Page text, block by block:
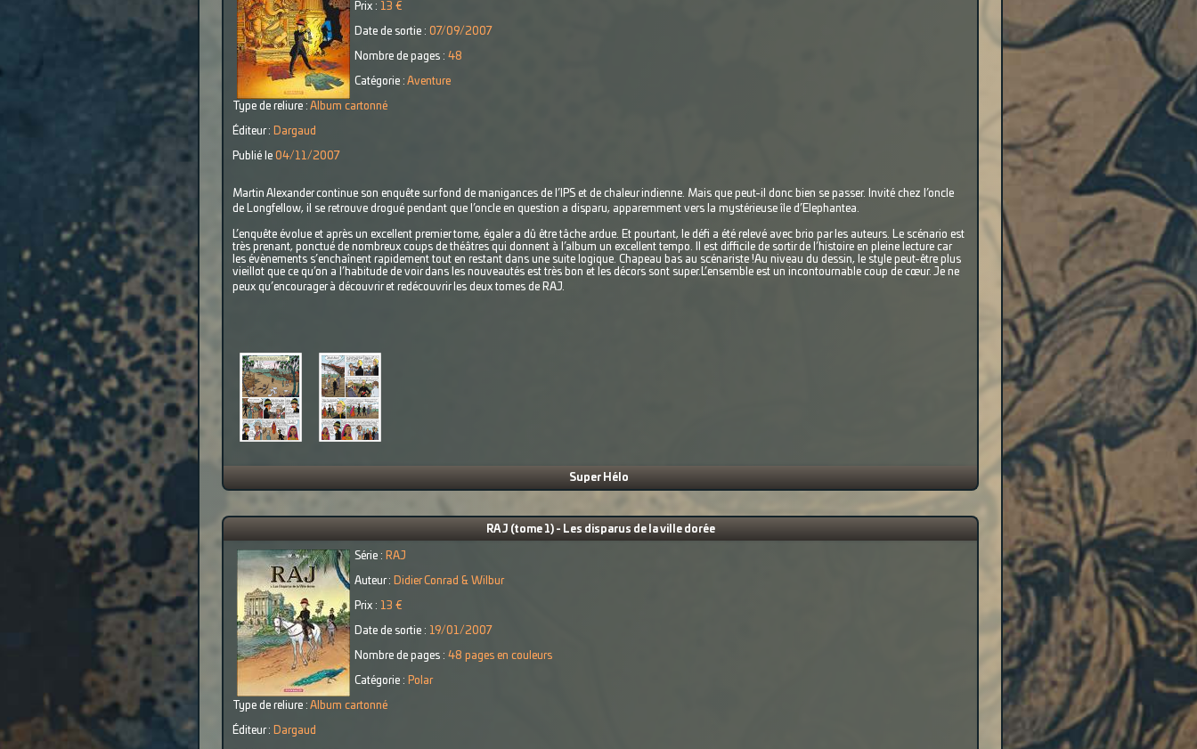
Prix : 13 €
Date de sortie : 07/09/2007
Nombre de pages : 48
Catégorie : Aventure
Type de reliure : Album cartonné
Éditeur : Dargaud
Publié le 04/11/2007
Martin Alexander continue son enquête sur fond de manigances de l’IPS et de chaleur indienne. Mais que peut-il donc bien se passer. Invité chez l’oncle
de Longfellow, il se retrouve drogué pendant que l’oncle en question a disparu, apparemment vers la mystérieuse île d’Elephantea.
L’enquête évolue et après un excellent premier tome, égaler a dû être tâche ardue. Et pourtant, le défi a été relevé avec brio par les auteurs. Le scénario est
très prenant, ponctué de nombreux coups de théâtres qui donnent à l’album un excellent tempo. Il est difficile de sortir de l’histoire en pleine lecture car
les évènements s’enchaînent rapidement tout en restant dans une suite logique. Chapeau bas au scénariste !Au niveau du dessin, le style peut-être plus
vieillot que ce qu’on a l’habitude de voir dans les nouveautés est très bon et les décors sont super. L’ensemble est un incontournable coup de cœur. Je ne
peux qu’encourager à découvrir et redécouvrir les deux tomes de RAJ.
Super Hélo
RAJ (tome 1) - Les disparus de la ville dorée
Série : RAJ
Auteur : Didier Conrad & Wilbur
Prix : 13 €
Date de sortie : 19/01/2007
Nombre de pages : 48 pages en couleurs
Catégorie : Polar
Type de reliure : Album cartonné
Éditeur : Dargaud